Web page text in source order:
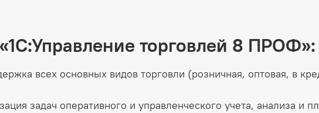
торговлей 8 ПРОФ»:
всех основных видов торговли (розничная, оптовая, в
задач оперативного и управленческого учета, анализа и